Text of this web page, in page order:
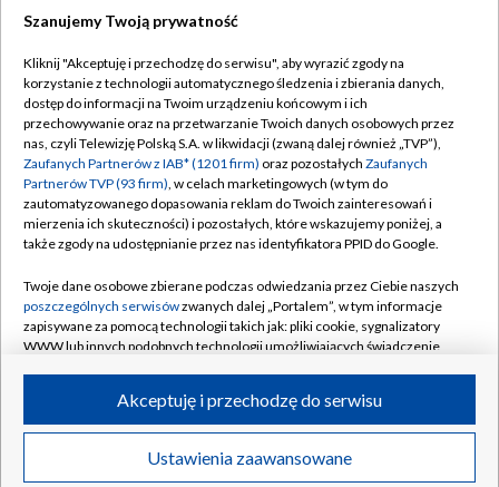
TVP
Abonament TVP
Emisja w TVP
Centrum informacji TVP
Naziemna Telewizja Cyfrowa
Rada Programowa
System NOS
Informacje o nadawcy
Program dla prasy
Ogłoszenie przetargowe
Regulamin TVP
Polityka prywatności
Moje zgody
Pomoc
Kontakt
Kanały
©2026 Telewizja Polska S.A. w likwidacji
Szanujemy Twoją prywatność
Kliknij "Akceptuję i przechodzę do serwisu", aby wyrazić zgody na
korzystanie z technologii automatycznego śledzenia i zbierania danych,
dostęp do informacji na Twoim urządzeniu końcowym i ich
przechowywanie oraz na przetwarzanie Twoich danych osobowych przez
nas, czyli Telewizję Polską S.A. w likwidacji (zwaną dalej również „TVP”),
Zaufanych Partnerów z IAB* (1201 firm) oraz pozostałych Zaufanych
Partnerów TVP (93 firm), w celach marketingowych (w tym do
zautomatyzowanego dopasowania reklam do Twoich zainteresowań i
mierzenia ich skuteczności) i pozostałych, które wskazujemy poniżej, a
także zgody na udostępnianie przez nas identyfikatora PPID do Google.
Twoje dane osobowe zbierane podczas odwiedzania przez Ciebie naszych
poszczególnych serwisówzwanych dalej „Portalem”, w tym informacje
zapisywane za pomocą technologii takich jak: pliki cookie, sygnalizatory
WWW lub innych podobnych technologii umożliwiających świadczenie
ruchu w Internecie.
Twoje dane osobowe zbierane podczas odwiedzania przez Ciebie
poszczególnych serwisówna Portalu, takie jak adresy IP, identyfikatory
Ustawienia zaawansowane
Akceptuję i przechodzę do serwisu